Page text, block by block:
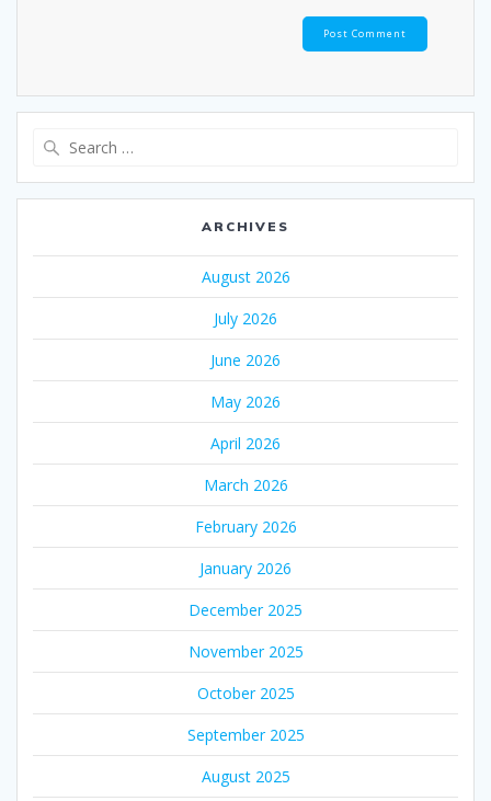
ARCHIVES
August 2026
July 2026
June 2026
May 2026
April 2026
March 2026
February 2026
January 2026
December 2025
November 2025
October 2025
September 2025
August 2025